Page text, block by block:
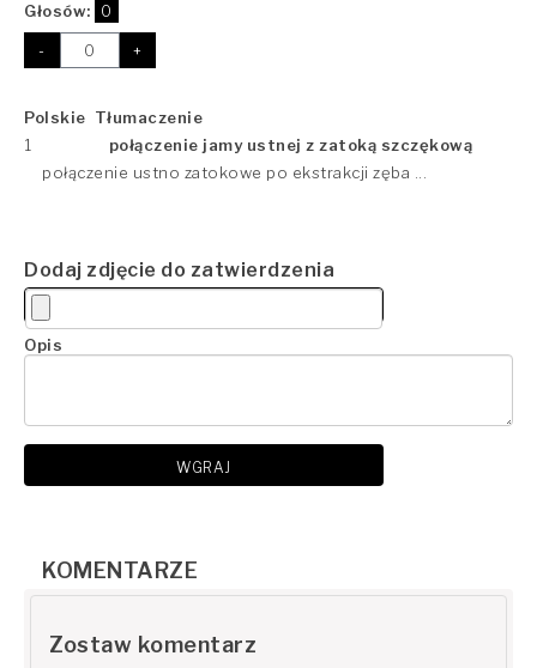
Głosów: 0
- +
Polskie Tłumaczenie
1
połączenie jamy ustnej z zatoką szczękową
połączenie ustno zatokowe po ekstrakcji zęba ...
Dodaj zdjęcie do zatwierdzenia
Opis
WGRAJ
KOMENTARZE
Zostaw komentarz